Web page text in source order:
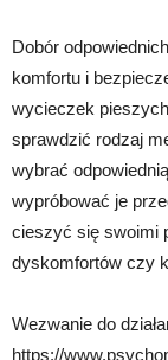
Dobór
komfortu i
wycieczek
sprawdzić rodzaj
wybrać
wypróbować je
cieszyć się swoimi
dyskomfortów czy
Wezwanie do
https://